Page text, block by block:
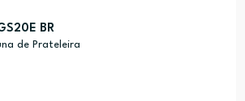
BR
de Prateleira